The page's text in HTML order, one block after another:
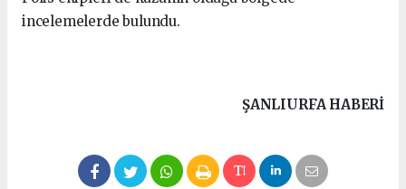
incelemelerde bulundu.
ŞANLIURFA HABERİ